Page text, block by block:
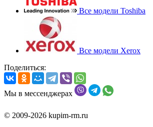
Все модели Toshiba
Все модели Xerox
Поделиться:
Мы в мессенджерах
© 2009-2026 kupim-rm.ru